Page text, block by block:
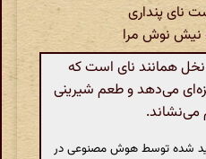
نای پنداری
نیش نوش مرا
همانند نای است که
می‌دهد و طعم شیرینی
می‌نشاند.
شده توسط هوش مصنوعی در